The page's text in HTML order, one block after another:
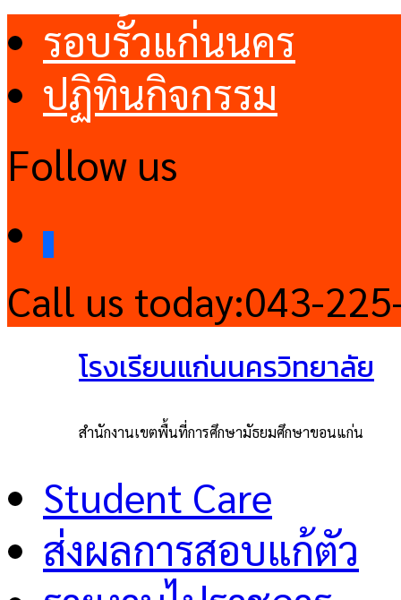
รอบรั้วแก่นนคร
ปฏิทินกิจกรรม
Follow us
Call us today:043-
โรงเรียนแก่นนครวิทยาลัย
สำนักงานเขตพื้นที่การศึกษามัธยมศึกษาขอนแก่น
Student Care
ส่งผลการสอบแก้ตัว